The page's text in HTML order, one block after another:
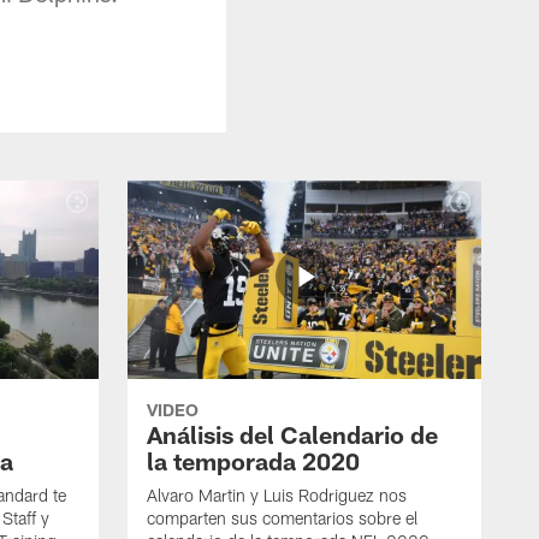
te
y
VIDEO
Análisis del Calendario de
la temporada 2020
Alvaro Martin y Luis Rodriguez nos
comparten sus comentarios sobre el